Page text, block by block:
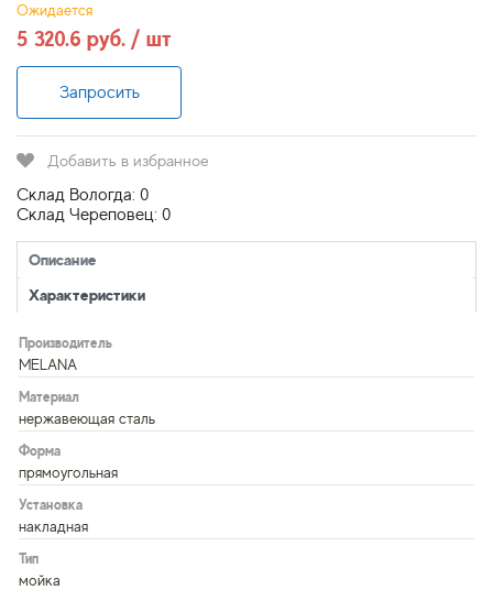
Ожидается
5 320.6 руб. / шт
Запросить
Добавить в избранное
Склад Вологда: 0
Склад Череповец: 0
Описание
Характеристики
Производитель
MELANA
Материал
нержавеющая сталь
Форма
прямоугольная
Установка
накладная
Тип
мойка